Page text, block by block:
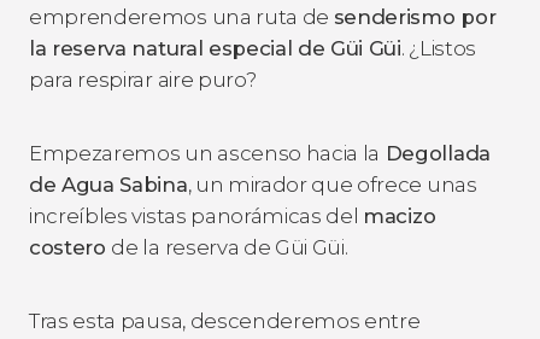
emprenderemos una ruta de senderismo por
la reserva natural especial de Güi Güi. ¿Listos
para respirar aire puro?
Empezaremos un ascenso hacia la Degollada
de Agua Sabina, un mirador que ofrece unas
increíbles vistas panorámicas del macizo
costero de la reserva de Güi Güi.
Tras esta pausa, descenderemos entre